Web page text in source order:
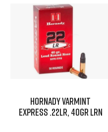
Hornady Varmint
Express .22LR, 40GR LRN